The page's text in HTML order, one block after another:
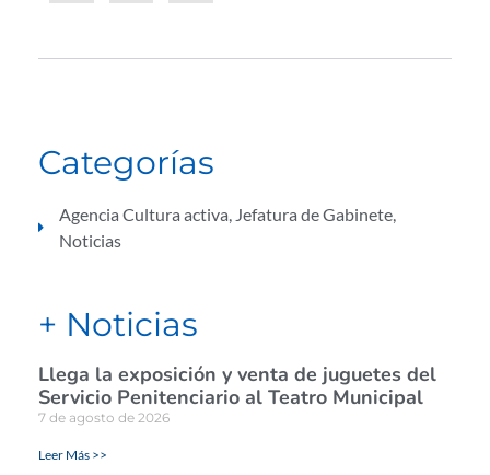
Categorías
Agencia Cultura activa, Jefatura de Gabinete,
Noticias
+ Noticias
Llega la exposición y venta de juguetes del
Servicio Penitenciario al Teatro Municipal
7 de agosto de 2026
Leer Más >>